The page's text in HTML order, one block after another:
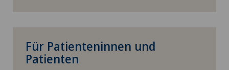
Für Patienteninnen und
Patienten